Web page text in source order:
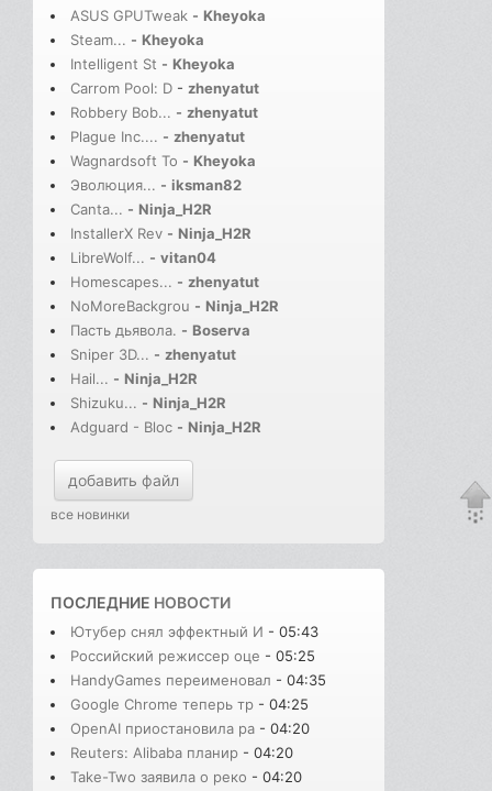
ASUS GPUTweak - Kheyoka
Steam... - Kheyoka
Intelligent St - Kheyoka
Carrom Pool: D - zhenyatut
Robbery Bob... - zhenyatut
Plague Inc.... - zhenyatut
Wagnardsoft To - Kheyoka
Эволюция... - iksman82
Canta... - Ninja_H2R
InstallerX Rev - Ninja_H2R
LibreWolf... - vitan04
Homescapes... - zhenyatut
NoMoreBackgrou - Ninja_H2R
Пасть дьявола. - Boserva
Sniper 3D... - zhenyatut
Hail... - Ninja_H2R
Shizuku... - Ninja_H2R
Adguard - Bloc - Ninja_H2R
добавить файл
все новинки
ПОСЛЕДНИЕ НОВОСТИ
Ютубер снял эффектный И - 05:43
Российский режиссер оце - 05:25
HandyGames переименовал - 04:35
Google Chrome теперь тр - 04:25
OpenAI приостановила ра - 04:20
Reuters: Alibaba планир - 04:20
Take-Two заявила о реко - 04:20